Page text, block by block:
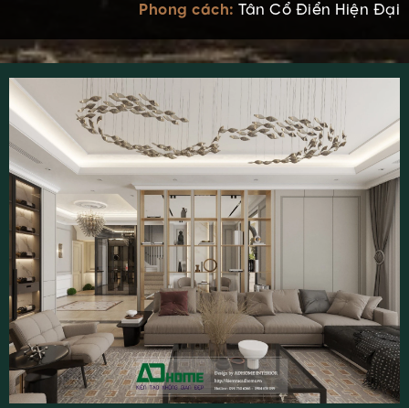
Phong cách: Tân Cổ Điển Hiện Đại